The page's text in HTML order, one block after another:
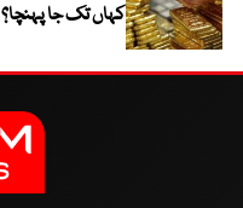
کہاں تک جا پہنچا؟